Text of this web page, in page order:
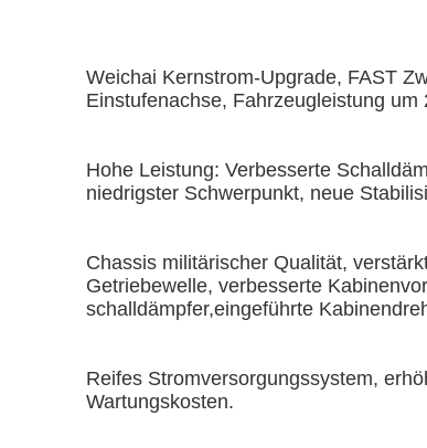
Weichai Kernstrom-Upgrade, FAST
Einstufenachse, Fahrzeugleistung um
Hohe Leistung: Verbesserte
niedrigster Schwerpunkt, neue
Chassis militärischer Qualität,
Getriebewelle, verbesserte
schalldämpfer,eingeführte
Reifes Stromversorgungssystem,
Wartungskosten.